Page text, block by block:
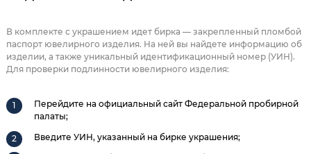
В комплекте с украшением идет бирка — закрепленный пломбой
паспорт ювелирного изделия. На ней вы найдете информацию об
изделии, а также уникальный идентификационный номер (УИН).
Для проверки подлинности ювелирного изделия:
Перейдите на официальный сайт Федеральной пробирной
палаты;
Введите УИН, указанный на бирке украшения;